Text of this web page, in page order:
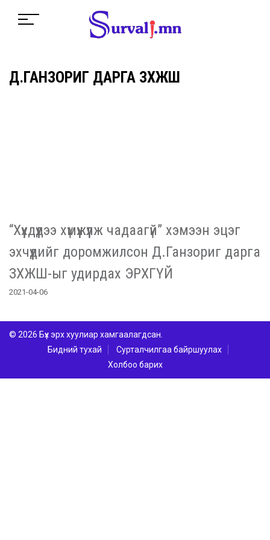
Д.ГАНЗОРИГ ДАРГА ЗХЖШ
“Хүүхдүүдээ хүмүүжүүлж чадаагүй” хэмээн эцэг
эхчүүдийг доромжилсон Д.Ганзориг дарга
ЗХЖШ-ыг удирдах ЭРХГҮЙ
2021-04-06
© 2026 Бүх эрх хуулиар хамгаалагдсан.
Бидний тухай
Сурталчилгаа байршуулах
Холбоо барих